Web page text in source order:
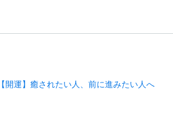
運】癒されたい人、前に進みたい人へ